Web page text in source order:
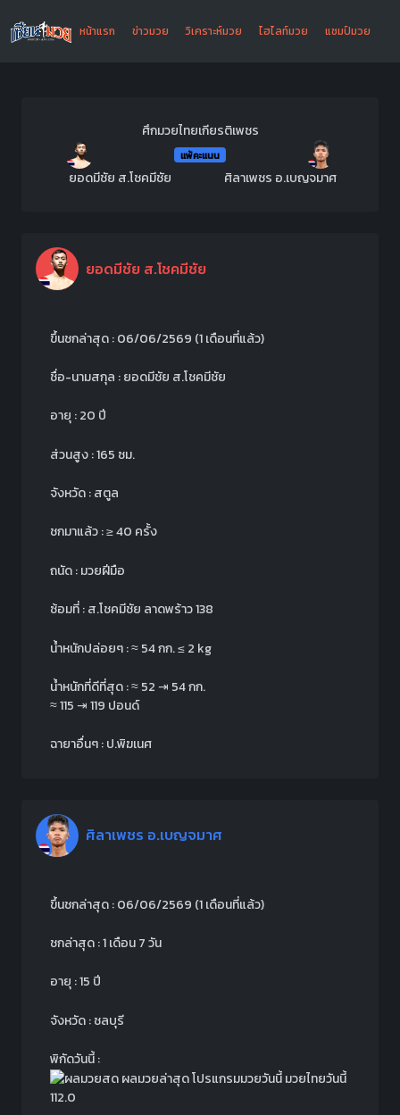
หน้าแรก ข่าวมวย วิเคราะห์มวย ไฮไลท์มวย แชมป์มวย
ศึกมวยไทยเกียรติเพชร
แพ้คะแนน
ยอดมีชัย ส.โชคมีชัย ศิลาเพชร อ.เบญจมาศ
ยอดมีชัย ส.โชคมีชัย
ขึ้นชกล่าสุด : 06/06/2569 (1 เดือนที่แล้ว)
ชื่อ-นามสกุล : ยอดมีชัย ส.โชคมีชัย
อายุ : 20 ปี
ส่วนสูง : 165 ซม.
จังหวัด : สตูล
ชกมาแล้ว : ≥ 40 ครั้ง
ถนัด : มวยฝีมือ
ซ้อมที่ : ส.โชคมีชัย ลาดพร้าว 138
น้ำหนักปล่อยๆ :≈54 กก.≤ 2 kg
น้ำหนักที่ดีที่สุด :≈52 ⇥ 54 กก.
≈115 ⇥ 119 ปอนด์
ฉายาอื่นๆ : ป.พิฆเนศ
ศิลาเพชร อ.เบญจมาศ
ขึ้นชกล่าสุด : 06/06/2569 (1 เดือนที่แล้ว)
ชกล่าสุด : 1 เดือน 7 วัน
อายุ : 15 ปี
จังหวัด : ชลบุรี
พิกัดวันนี้ :
112.0